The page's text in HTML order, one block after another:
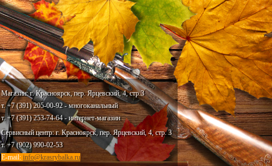
Магазин: г. Красноярск, пер. Ярцевский, 4, стр.3
т. +7 (391) 205-00-92 - многоканальный
т. +7 (391) 253-74-64 - интернет-магазин
Сервисный центр: г. Красноярск, пер. Ярцевский, 4, стр. 3
т. +7 (902) 990-02-53
E-mail: info@krasrybalka.ru